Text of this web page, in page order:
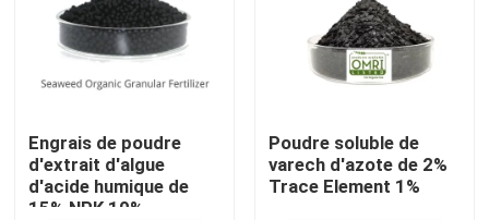
Acide humique de sodium
Engrais d'acide humique
Engrais de poudre
d'extrait d'algue
d'acide humique de
15% NPK 10%
Poudre soluble de
varech d'azote de 2%
Trace Element 1%